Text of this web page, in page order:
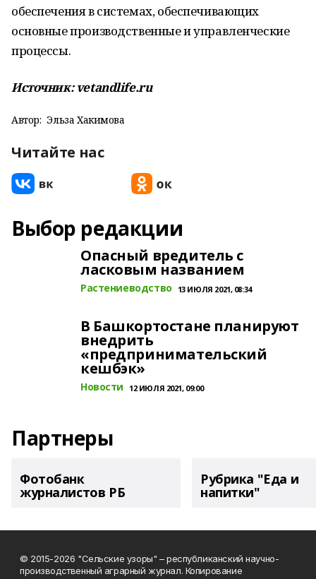
обеспечения в системах, обеспечивающих
основные производственные и управленческие
процессы.
Источник: vetandlife.ru
Автор: Эльза Хакимова
Читайте нас
Выбор редакции
Опасный вредитель с
ласковым названием
Растениеводство 13 ИЮЛЯ 2021, 08:34
В Башкортостане планируют
внедрить
«предпринимательский
кешбэк»
Новости 12 ИЮЛЯ 2021, 09:00
Партнеры
Фотобанк
журналистов РБ
Рубрика "Еда и
напитки"
© 2015-2026 "Сельские узоры" – республиканский научно-
производственный аграрный журнал. Копирование